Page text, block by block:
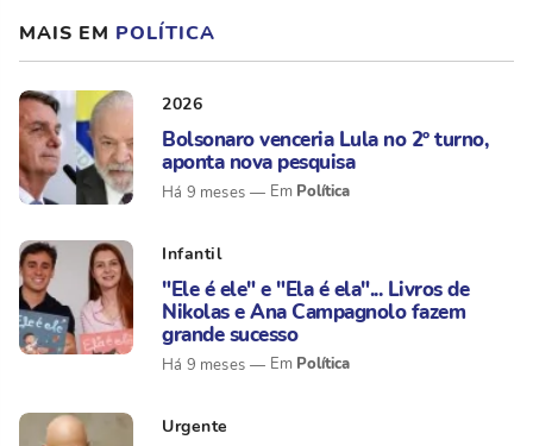
MAIS EM POLÍTICA
2026
Bolsonaro venceria Lula no 2º turno,
aponta nova pesquisa
Há 9 meses Política
Infantil
"Ele é ele" e "Ela é ela"... Livros de
Nikolas e Ana Campagnolo fazem
grande sucesso
Há 9 meses Política
Urgente